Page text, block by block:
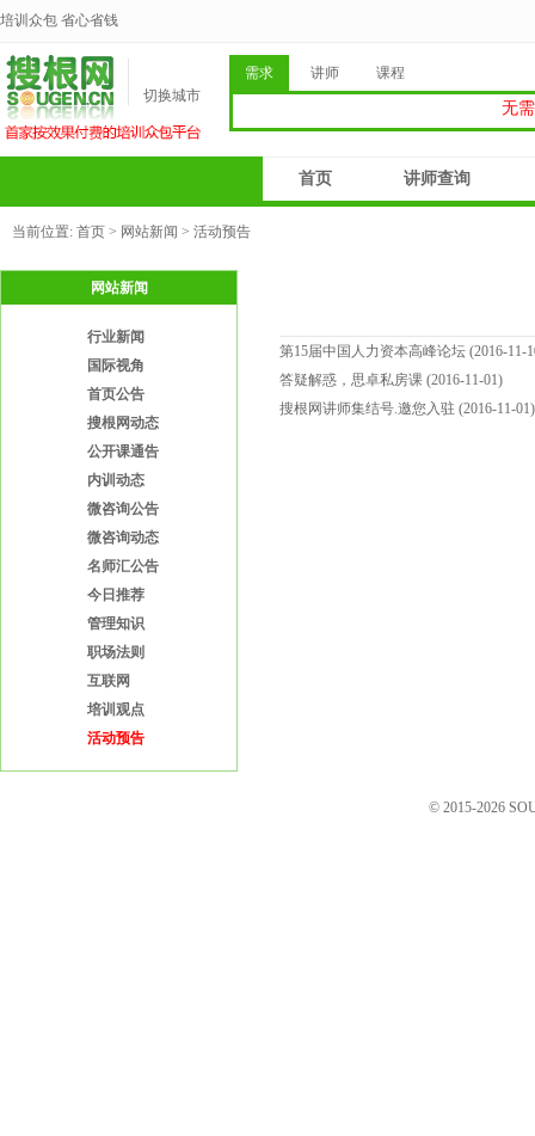
培训众包 省心省钱
切换城市
需求 讲师 课程
无
首页 讲师查询
当前位置: 首页 > 网站新闻 > 活动预告
网站新闻
行业新闻
国际视角
首页公告
搜根网动态
公开课通告
内训动态
微咨询公告
微咨询动态
名师汇公告
今日推荐
管理知识
职场法则
互联网
培训观点
活动预告
第15届中国人力资本高峰论坛 (2016-11-
答疑解惑，思卓私房课 (2016-11-01)
搜根网讲师集结号.邀您入驻 (2016-11-01)
© 2015-2026